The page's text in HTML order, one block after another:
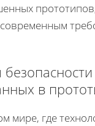
в
мире, где